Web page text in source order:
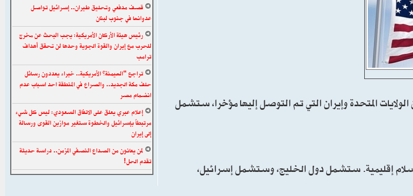
المتحدة وإيران التي تم التوصل إليها مؤخرا، ستشمل
سلام إقليمية. ستشمل دول الخليج، وستشمل إسرائيل،
قصف مدفعي وتحليق طيران.. إسرائيل تواصل
عدوانها في جنوب لبنان
رئيس هيئة الأركان الأمريكية: يجب البحث عن مخرج
للحرب مع إيران والقوة الجوية وحدها لن تحقق أهداف
ترامب
تراجع “الهيمنة” الأمريكية.. خبراء يعددون رسائل
حلف مكة الجديد.. والصراع في المنطقة احد اسباب عدم
انضمام مصر
إعلام عبري يعلق على الاتفاق السعودي: ليس كل شيء
مرتبطاً بإسرائيل والخطوة ستغير موازين القوى ورسالة
إلى إيران
لمن يعانون من الصداع النصفي المزمن.. دراسة حديثة
تقدم الحل!